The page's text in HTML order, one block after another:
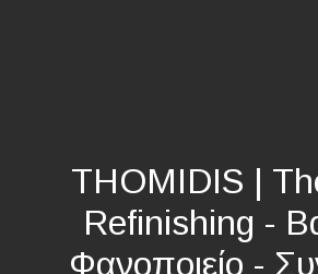
THOMIDIS |
Refinishing -
Φανοποιείο -